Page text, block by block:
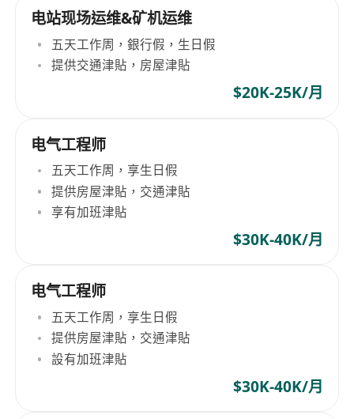
电站现场运维&矿机运维
五天工作周，銀行假，生日假
提供交通津貼，房屋津貼
$20K-25K/月
电气工程师
五天工作周，享生日假
提供房屋津貼，交通津貼
享有加班津貼
$30K-40K/月
电气工程师
五天工作周，享生日假
提供房屋津貼，交通津貼
設有加班津貼
$30K-40K/月